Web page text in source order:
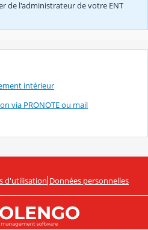
de l'administrateur de votre ENT
intérieur
via PRONOTE ou mail
d'utilisation Données personnelles